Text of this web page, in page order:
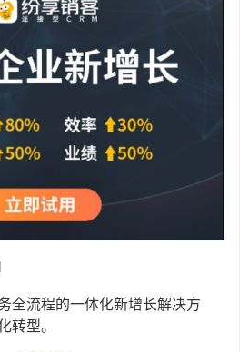
全流程的一体化新增长解决方
转型。